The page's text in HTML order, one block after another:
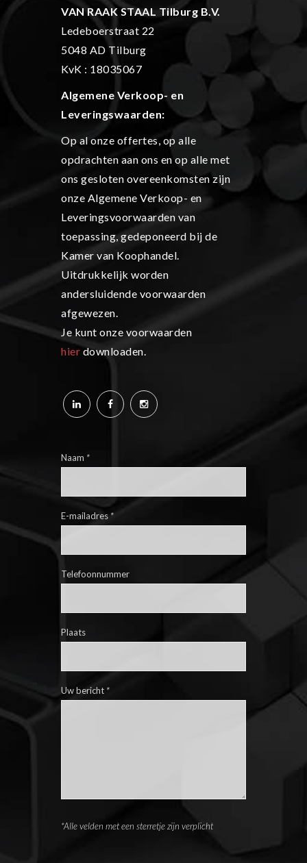
VAN RAAK STAAL Tilburg B.V.
Ledeboerstraat 22
5048 AD Tilburg
KvK : 18035067
Algemene Verkoop- en
Leveringswaarden:
Op al onze offertes, op alle
opdrachten aan ons en op alle met
ons gesloten overeenkomsten zijn
onze Algemene Verkoop- en
Leveringsvoorwaarden van
toepassing, gedeponeerd bij de
Kamer van Koophandel.
Uitdrukkelijk worden
andersluidende voorwaarden
afgewezen.
Je kunt onze voorwaarden
hier downloaden.
Naam *
E-mailadres *
Telefoonnummer
Plaats
Uw bericht *
*Alle velden met een sterretje zijn verplicht